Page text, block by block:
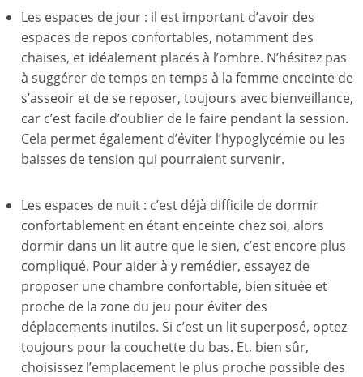
Les espaces de jour : il est important d’avoir des
espaces de repos confortables, notamment des
chaises, et idéalement placés à l’ombre. N’hésitez pas
à suggérer de temps en temps à la femme enceinte de
s’asseoir et de se reposer, toujours avec bienveillance,
car c’est facile d’oublier de le faire pendant la session.
Cela permet également d’éviter l’hypoglycémie ou les
baisses de tension qui pourraient survenir.
Les espaces de nuit : c’est déjà difficile de dormir
confortablement en étant enceinte chez soi, alors
dormir dans un lit autre que le sien, c’est encore plus
compliqué. Pour aider à y remédier, essayez de
proposer une chambre confortable, bien située et
proche de la zone du jeu pour éviter des
déplacements inutiles. Si c’est un lit superposé, optez
toujours pour la couchette du bas. Et, bien sûr,
choisissez l’emplacement le plus proche possible des